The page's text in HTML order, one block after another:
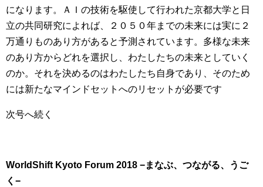
になります。ＡＩの技術を駆使して行われた京都大学と日
立の共同研究によれば、２０５０年までの未来には実に２
万通りものあり方があると予測されています。多様な未来
のあり方からどれを選択し、わたしたちの未来としていく
のか。それを決めるのはわたしたち自身であり、そのため
には新たなマインドセットへのリセットが必要です
次号へ続く
WorldShift Kyoto Forum 2018 −まなぶ、つながる、うご
く−